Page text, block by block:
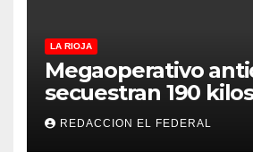
LA RIOJA
Megaoperativo
secuestran 190
marihuana que
destino La Rioja y
REDACCION EL FEDERAL